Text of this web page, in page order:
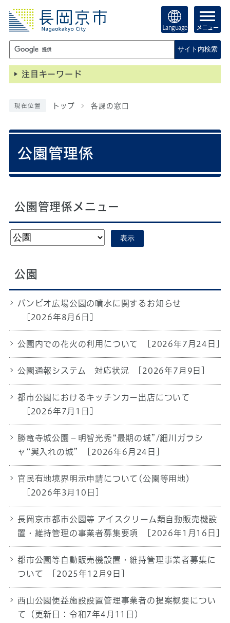
Language メニュー
サイト内検索
注目キーワード
現在位置 トップ 各課の窓口
公園管理係
公園管理係メニュー
表示
公園
バンビオ広場公園の噴水に関するお知らせ
[2026年8月6日]
公園内での花火の利用について [2026年7月24日]
公園通報システム 対応状況 [2026年7月9日]
都市公園におけるキッチンカー出店について
[2026年7月1日]
勝竜寺城公園－明智光秀“最期の城”/細川ガラシ
ャ“輿入れの城”
[2026年6月24日]
官民有地境界明示申請について(公園等用地)
[2026年3月10日]
長岡京市都市公園等 アイスクリーム類自動販売機設
置・維持管理の事業者募集要項
[2026年1月16日]
都市公園等自動販売機設置・維持管理事業者募集に
ついて
[2025年12月9日]
西山公園便益施設設置管理事業者の提案概要につい
て（更新日：令和7年4月11日）